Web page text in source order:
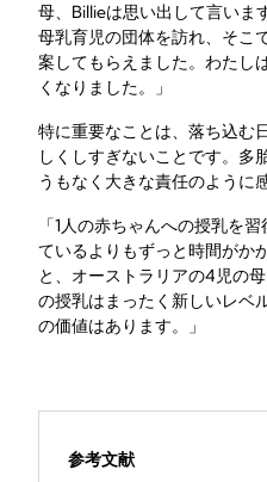
母、Billieは思い出して言いま
母乳育児の団体を訪れ、そこ
案してもらえました。わたし
くなりました。」
特に重要なことは、落ち込む
しくしすぎないことです。多
うもなく大きな責任のように
「1人の赤ちゃんへの授乳を
ているよりもずっと時間がか
と、オーストラリアの4児の
の授乳はまったく新しいレベ
の価値はあります。」
参考文献